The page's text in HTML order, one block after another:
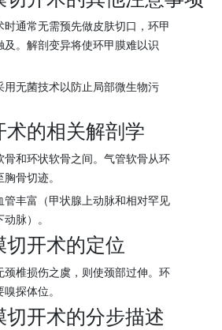
时通常无需预先做皮肤切口，环甲
及。解剖变异将使环甲膜难以识
用无菌技术以防止局部微生物污
的相关解剖学
骨和环状软骨之间。气管软骨从环
骨切迹。
管丰富（甲状腺上动脉和相对罕见
脉）。
开术的定位
颈椎损伤之虞，则使颈部过伸。环
探体位。
开术的分步描述